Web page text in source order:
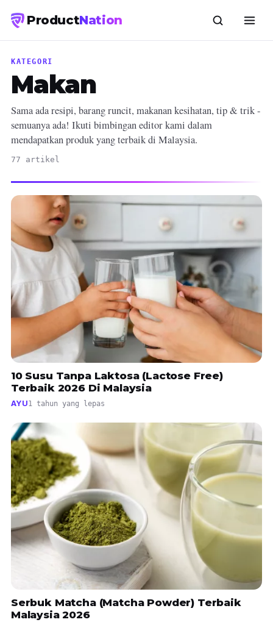
ProductNation
KATEGORI
Makan
Sama ada resipi, barang runcit, makanan kesihatan, tip & trik -
semuanya ada! Ikuti bimbingan editor kami dalam
mendapatkan produk yang terbaik di Malaysia.
77 artikel
10 Susu Tanpa Laktosa (Lactose Free)
Terbaik 2026 Di Malaysia
AYU1 tahun yang lepas
Serbuk Matcha (Matcha Powder) Terbaik
Malaysia 2026